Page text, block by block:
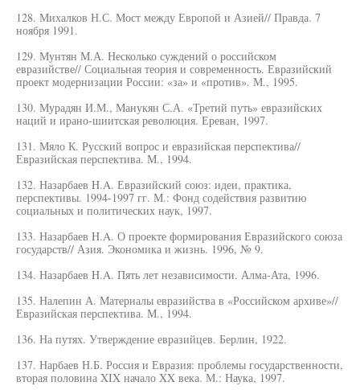
128. Михалков Н.С. Мост между Европой и Азией// Правда. 7
ноября 1991.
129. Мунтян М.А. Несколько суждений о российском
евразийстве// Социальная теория и современность. Евразийский
проект модернизации России: «за» и «против». М., 1995.
130. Мурадян И.М., Манукян С.А. «Третий путь» евразийских
наций и ирано-шиитская революция. Ереван, 1997.
131. Мяло К. Русский вопрос и евразийская перспектива//
Евразийская перспектива. М., 1994.
132. Назарбаев H.A. Евразийский союз: идеи, практика,
перспективы. 1994-1997 гг. М.: Фонд содействия развитию
социальных и политических наук, 1997.
133. Назарбаев H.A. О проекте формирования Евразийского союза
государств// Азия. Экономика и жизнь. 1996, № 9.
134. Назарбаев H.A. Пять лет независимости. Алма-Ата, 1996.
135. Налепин А. Материалы евразийства в «Российском архиве»//
Евразийская перспектива. М., 1994.
136. На путях. Утверждение евразийцев. Берлин, 1922.
137. Нарбаев Н.Б. Россия и Евразия: проблемы государственности,
вторая половина XIX начало XX века. М.: Наука, 1997.